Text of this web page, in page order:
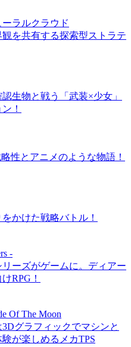
ラルクラウド
を共有する探索型ストラテ
生物と戦う「武装×少女」
！
性とアニメのような物語！
かけた戦略バトル！
-
ーズがゲームに。ディアー
RPG！
Of The Moon
グラフィックでマシンと
が楽しめるメカTPS